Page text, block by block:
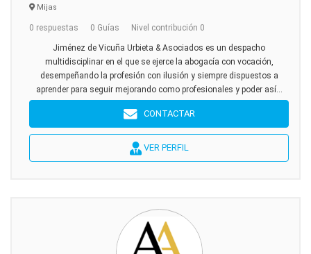
Mijas
0 respuestas 0 Guías Nivel contribución 0
Jiménez de Vicuña Urbieta & Asociados es un despacho
multidisciplinar en el que se ejerce la abogacía con vocación,
desempeñando la profesión con ilusión y siempre dispuestos a
aprender para seguir mejorando como profesionales y poder así...
CONTACTAR
VER PERFIL